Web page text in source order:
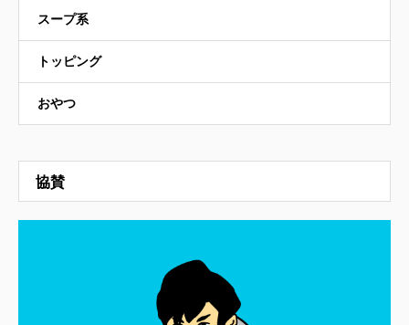
スープ系
トッピング
おやつ
協賛